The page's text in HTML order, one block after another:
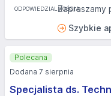
Zapraszamy
Szybkie
Specjalista ds.
Polecana
Dodana 7 sierpnia